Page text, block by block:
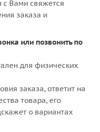
с Вами свяжется
заказа и
или позвонить по
для физических
заказа, ответит на
товара, его
о вариантах